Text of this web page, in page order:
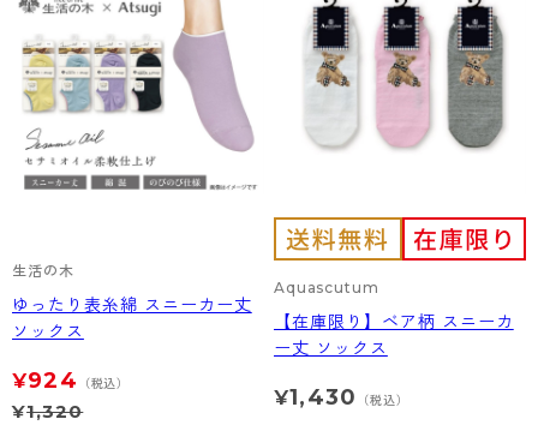
生活の木
ゆったり表糸綿 スニーカー丈
ソックス
¥924 （税込）
¥1,320
Aquascutum
【在庫限り】ベア柄 スニーカ
ー丈 ソックス
¥1,430 （税込）